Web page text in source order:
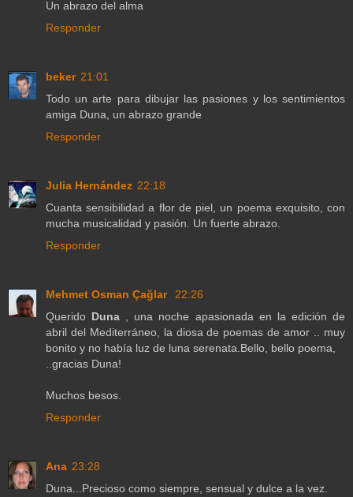
Un abrazo del alma
Responder
beker 21:01
Todo un arte para dibujar las pasiones y los sentimientos
amiga Duna, un abrazo grande
Responder
Julia Hernández 22:18
Cuanta sensibilidad a flor de piel, un poema exquisito, con
mucha musicalidad y pasión. Un fuerte abrazo.
Responder
Mehmet Osman Çağlar 22:26
Querido Duna , una noche apasionada en la edición de
abril del Mediterráneo, la diosa de poemas de amor .. muy
bonito y no había luz de luna serenata.Bello, bello poema,
..gracias Duna!
Muchos besos.
Responder
Ana 23:28
Duna...Precioso como siempre, sensual y dulce a la vez.